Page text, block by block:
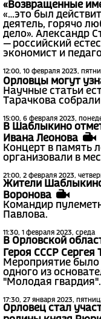
«Возвращенные
«…это был
деятель, горячо
дело». Александр
— российский
экономист и
12:00, 10 февраля 2023,
Орловцы могут
Научные статьи
Тарачкова
15:00, 6 февраля 2023,
В Шаблыкино
Ивана Леонова
Концерт в память
организовали в
21:00, 2 февраля 2023,
Жители
Воронова
Командир
Павлова.
11:30, 1 февраля 2023, среда
В Орловской
Героя СССР Сергея
Мероприятие
одного из
"Молодая гвардия".
17:30, 27 января 2023,
Орловец стал